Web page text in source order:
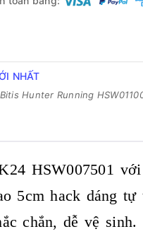
NHẤT
Hunter Running
HSW007501
5cm hack dáng tự
chắn, dễ vệ